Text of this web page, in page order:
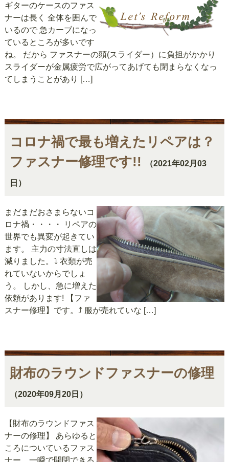
ギターのケースのファス
ナーは長く 全体を囲んで
いるので 急カーブになっ
ているところが多いです
ね。 だから ファスナーの頭(スライダー）に負担がかかり
スライダーが金属疲労で広がってあげても閉まらなくなっ
てしまうことがあり […]
コロナ禍で最も増えたリペアは？
ファスナー修理です!!
（2021年02月03
日）
まだまだおさまらないコ
ロナ禍・・・・ リペアの
世界でも異変が起きてい
ます。 主力の寸法直しは
減りました。⤵ 衣類が売
れていないからでしょ
う。 しかし、急に増えた
依頼があります! 【ファ
スナー修理】です。⤴ 服が売れていな […]
財布のラウンドファスナーの修理
（2020年09月20日）
【財布のラウンドファス
ナーの修理】 あらゆると
ころについているファス
ナー、一瞬で開閉できる